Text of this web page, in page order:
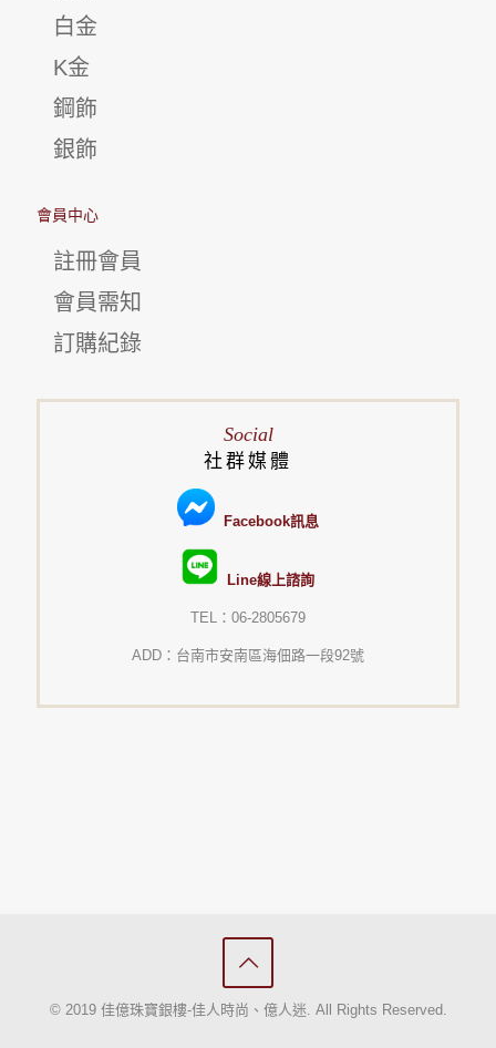
白金
K金
鋼飾
銀飾
會員中心
註冊會員
會員需知
訂購紀錄
Social
社群媒體
Facebook訊息
Line線上諮詢
TEL：06-2805679
ADD：台南市安南區海佃路一段92號
© 2019 佳億珠寶銀樓-佳人時尚、億人迷. All Rights Reserved.